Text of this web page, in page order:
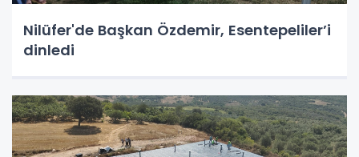
Nilüfer'de Başkan Özdemir, Esentepeliler’i
dinledi